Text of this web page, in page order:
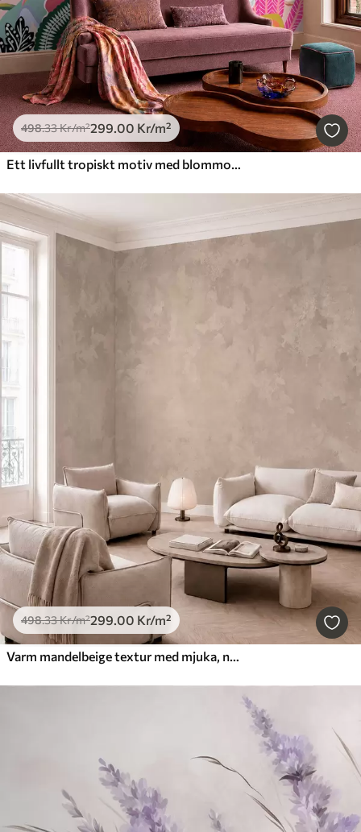
498.33Kr/m²299.00 Kr/m²
Ett livfullt tropiskt motiv med blommor, blad och färgglada frukter
498.33Kr/m²299.00 Kr/m²
Varm mandelbeige textur med mjuka, naturliga tonövergångar